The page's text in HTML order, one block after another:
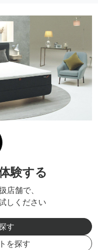
験する
店舗で、
しください
す
を探す